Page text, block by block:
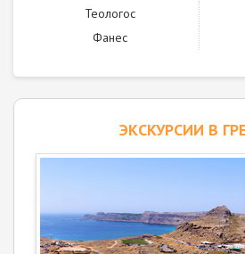
Теологос
Фанес
ЭКСКУРСИИ В